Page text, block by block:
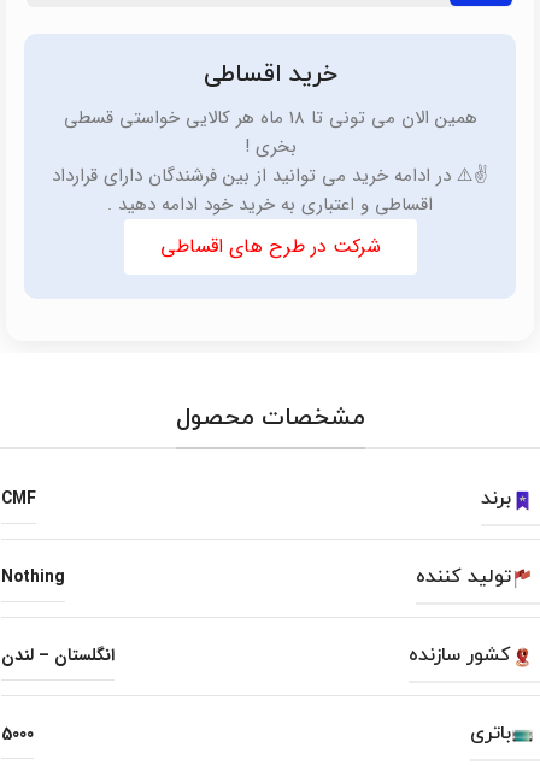
خرید اقساطی
همین الان می تونی تا 18 ماه هر کالایی خواستی قسطی
بخری !
✌️⚠️ در ادامه خرید می توانید از بین فرشندگان دارای قرارداد
اقساطی و اعتباری به خرید خود ادامه دهید .
شرکت در طرح های اقساطی
مشخصات محصول
برند CMF
تولید کننده Nothing
کشور سازنده انگلستان – لندن
باتری 5000